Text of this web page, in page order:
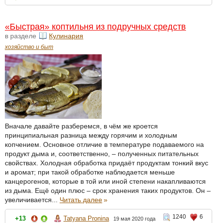
«Быстрая» коптильня из подручных средств
в разделе Кулинария
хозяйство и быт
Вначале давайте разберемся, в чём же кроется
принципиальная разница между горячим и холодным
копчением. Основное отличие в температуре подаваемого на
продукт дыма и, соответственно, – полученных питательных
свойствах. Холодная обработка придаёт продуктам тонкий вкус
и аромат; при такой обработке наблюдается меньше
канцерогенов, которые в той или иной степени накапливаются
из дыма. Ещё один плюс – срок хранения таких продуктов. Он –
увеличивается... Читать далее»
+13 Tatyana Pronina 19 мая 2020 года 1240
6